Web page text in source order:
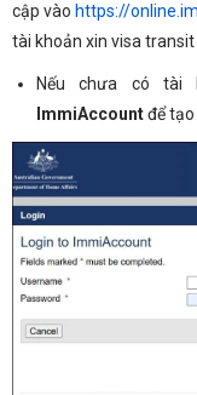
cập vào https://
tài khoản xin visa transit
Nếu chưa có tài
ImmiAccountđể tạo